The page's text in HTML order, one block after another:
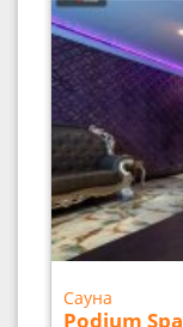
Сауна
Podium Spa